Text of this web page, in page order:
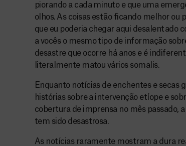
piorando a cada minuto e que uma
olhos. As coisas estão ficando melhor ou
que eu poderia chegar aqui desalentado
a vocês o mesmo tipo de informação
desastre que ocorre há anos e é
literalmente matou vários somalis.
Enquanto notícias de enchentes e secas
histórias sobre a intervenção etíope e
cobertura de imprensa no mês passado,
tem sido desastrosa.
As notícias raramente mostram a dura